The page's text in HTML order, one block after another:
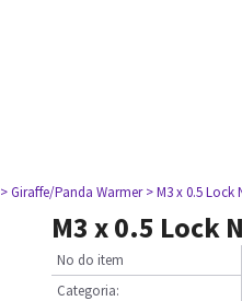
> Giraffe/Panda Warmer > M3 x 0.5 Lock
M3 x 0.5 Lock
No do item
Categoria: